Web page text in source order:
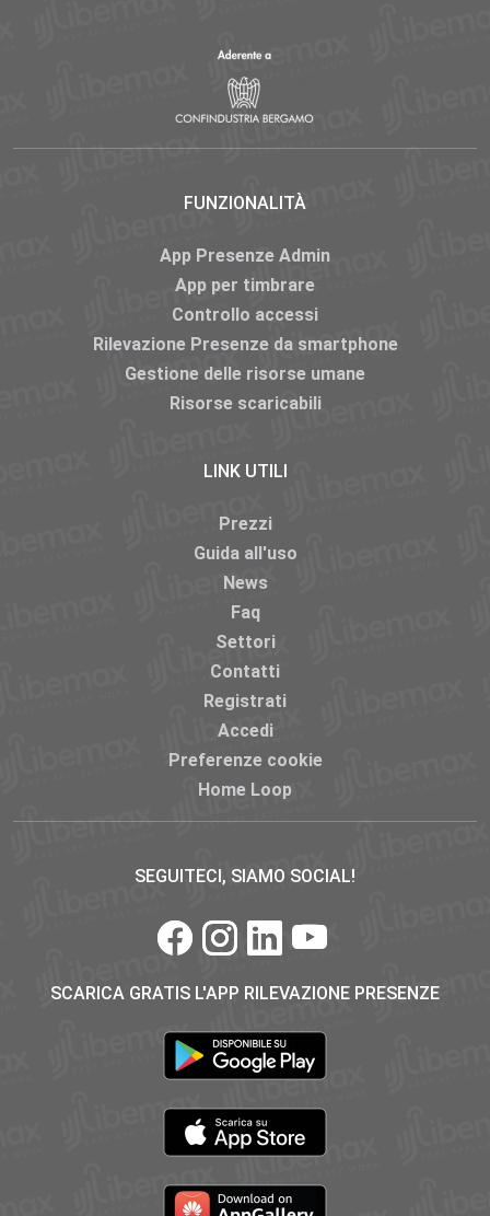
FUNZIONALITÀ
App Presenze Admin
App per timbrare
Controllo accessi
Rilevazione Presenze da smartphone
Gestione delle risorse umane
Risorse scaricabili
LINK UTILI
Prezzi
Guida all'uso
News
Faq
Settori
Contatti
Registrati
Accedi
Preferenze cookie
Home Loop
SEGUITECI, SIAMO SOCIAL!
SCARICA GRATIS L'APP RILEVAZIONE PRESENZE